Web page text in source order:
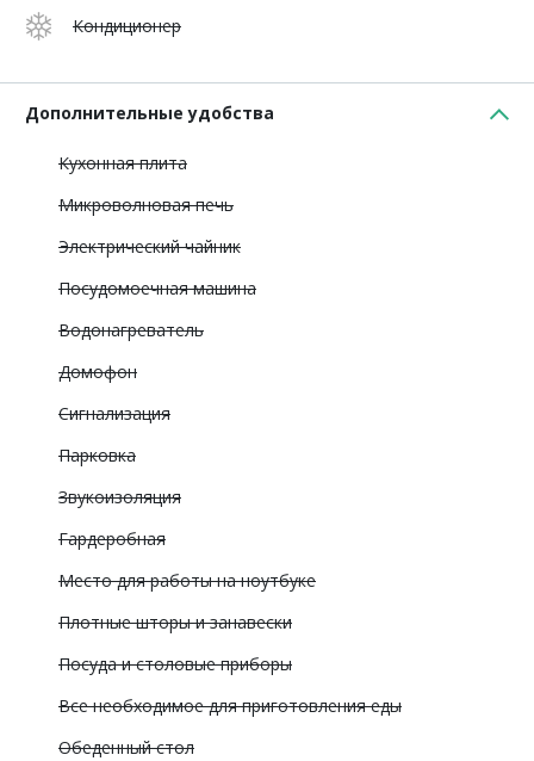
Кондиционер
Дополнительные удобства
Кухонная плита
Микроволновая печь
Электрический чайник
Посудомоечная машина
Водонагреватель
Домофон
Сигнализация
Парковка
Звукоизоляция
Гардеробная
Место для работы на ноутбуке
Плотные шторы и занавески
Посуда и столовые приборы
Все необходимое для приготовления еды
Обеденный стол